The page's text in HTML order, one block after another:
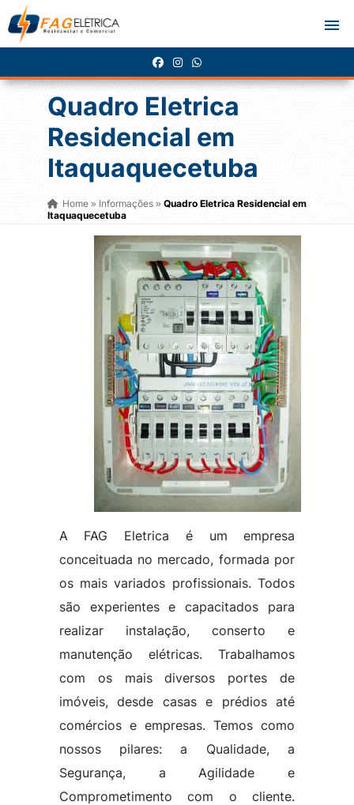
Quadro Eletrica
Residencial em
Itaquaquecetuba
Home» Informações » Quadro Eletrica Residencial em
Itaquaquecetuba
A FAG Eletrica é um empresa
conceituada no mercado, formada por
os mais variados profissionais. Todos
são experientes e capacitados para
realizar instalação, conserto e
manutenção elétricas. Trabalhamos
com os mais diversos portes de
imóveis, desde casas e prédios até
comércios e empresas. Temos como
nossos pilares: a Qualidade, a
Segurança, a Agilidade e
Comprometimento com o cliente.